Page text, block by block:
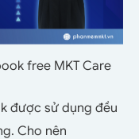
free MKT Care
được sử dụng đều
Cho nên